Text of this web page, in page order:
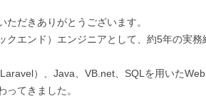
ただきありがとうございます。
クエンド）エンジニアとして、約5年の実務
）、Java、VB.net、SQLを用いた
ってきました。